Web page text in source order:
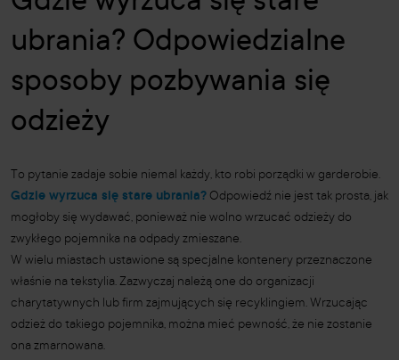
ubrania? Odpowiedzialne
sposoby pozbywania się
odzieży
To pytanie zadaje sobie niemal każdy, kto robi porządki w garderobie.
Gdzie wyrzuca się stare ubrania? Odpowiedź nie jest tak prosta, jak
mogłoby się wydawać, ponieważ nie wolno wrzucać odzieży do
zwykłego pojemnika na odpady zmieszane.
W wielu miastach ustawione są specjalne kontenery przeznaczone
właśnie na tekstylia. Zazwyczaj należą one do organizacji
charytatywnych lub firm zajmujących się recyklingiem. Wrzucając
odzież do takiego pojemnika, można mieć pewność, że nie zostanie
ona zmarnowana.